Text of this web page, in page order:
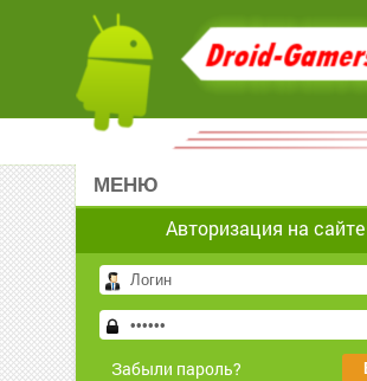
МЕНЮ
Авторизация на сайте
Забыли пароль?